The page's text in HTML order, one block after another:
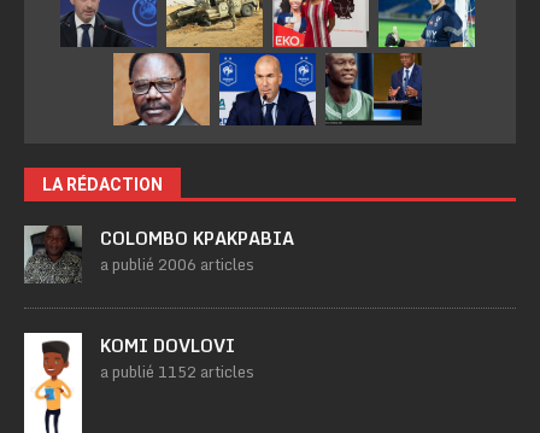
LA RÉDACTION
COLOMBO KPAKPABIA
a publié 2006 articles
KOMI DOVLOVI
a publié 1152 articles